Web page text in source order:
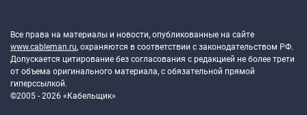
Все права на материалы и новости, опубликованные на сайте
www.cableman.ru, охраняются в соответствии с законодательством РФ.
Допускается цитирование без согласования с редакцией не более трети
от объема оригинального материала, с обязательной прямой
гиперссылкой.
©2005 - 2026 «Кабельщик»